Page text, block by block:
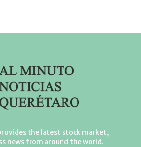
the latest stock market,
news from around the world.